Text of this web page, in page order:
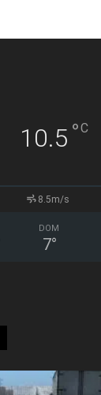
10.5 °C
8.5m/s
DOM
7°